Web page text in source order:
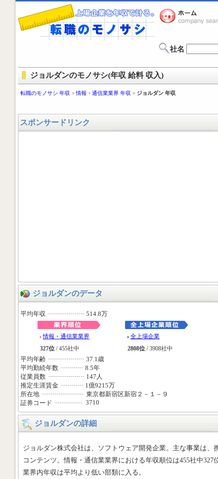
社名
ジョルダンのモノサシ(年収 給料 収入)
転職のモノサシ 年収 >情報・通信業業界 年収 > ジョルダン 年収
スポンサードリンク
ジョルダンのデータ
平均年収 514.8万
情報・通信業業界
327位 / 455社中
全上場企業
2808位 / 3908社中
平均年齢
37.1歳
平均勤続年数
8.5年
従業員数
147人
推定生涯賃金
1億9215万
所在地
東京都新宿区新宿２－１－９
証券コード
3710
ジョルダンの詳細
ジョルダン株式会社は、ソフトウェア開発企業。主な事業は、
コンテンツ。情報・通信業業界における年収順位は455社中327
業界内年収は平均より低い部類に入る。